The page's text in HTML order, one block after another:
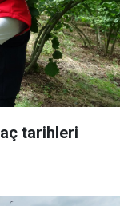
tarihleri